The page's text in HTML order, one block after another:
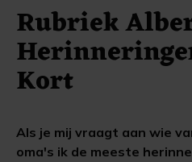
Rubriek
Kort
Als je mij vraagt aan wie
oma's ik de meeste